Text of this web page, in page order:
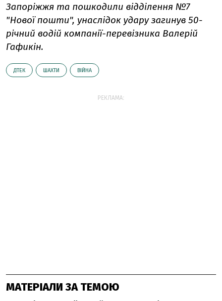
Запоріжжя та пошкодили відділення №7
"Нової пошти", унаслідок удару загинув 50-
річний водій компанії-перевізника Валерій
Гафикін.
ДТЕК ШАХТИ ВІЙНА
РЕКЛАМА:
МАТЕРІАЛИ ЗА ТЕМОЮ